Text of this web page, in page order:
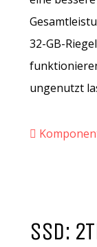
32-GB-
ungenutzt
SSD: